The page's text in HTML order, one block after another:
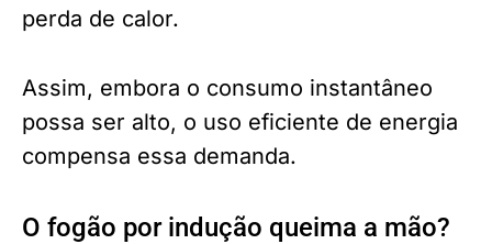
perda de calor.
Assim, embora o consumo instantâneo
possa ser alto, o uso eficiente de energia
compensa essa demanda.
O fogão por indução queima a mão?